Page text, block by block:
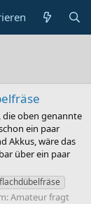
die oben genannte
ein paar
Akkus, wäre das
über ein paar
Amateur fragt